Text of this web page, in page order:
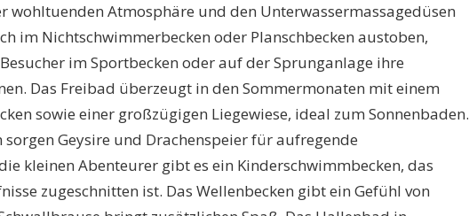
wohltuenden Atmosphäre und den Unterwassermassagedüsen
im Nichtschwimmerbecken oder Planschbecken austoben,
im Sportbecken oder auf der Sprunganlage ihre
Das Freibad überzeugt in den Sommermonaten mit einem
sowie einer großzügigen Liegewiese, ideal zum Sonnenbaden.
Geysire und Drachenspeier für aufregende
kleinen Abenteurer gibt es ein Kinderschwimmbecken, das
zugeschnitten ist. Das Wellenbecken gibt ein Gefühl von